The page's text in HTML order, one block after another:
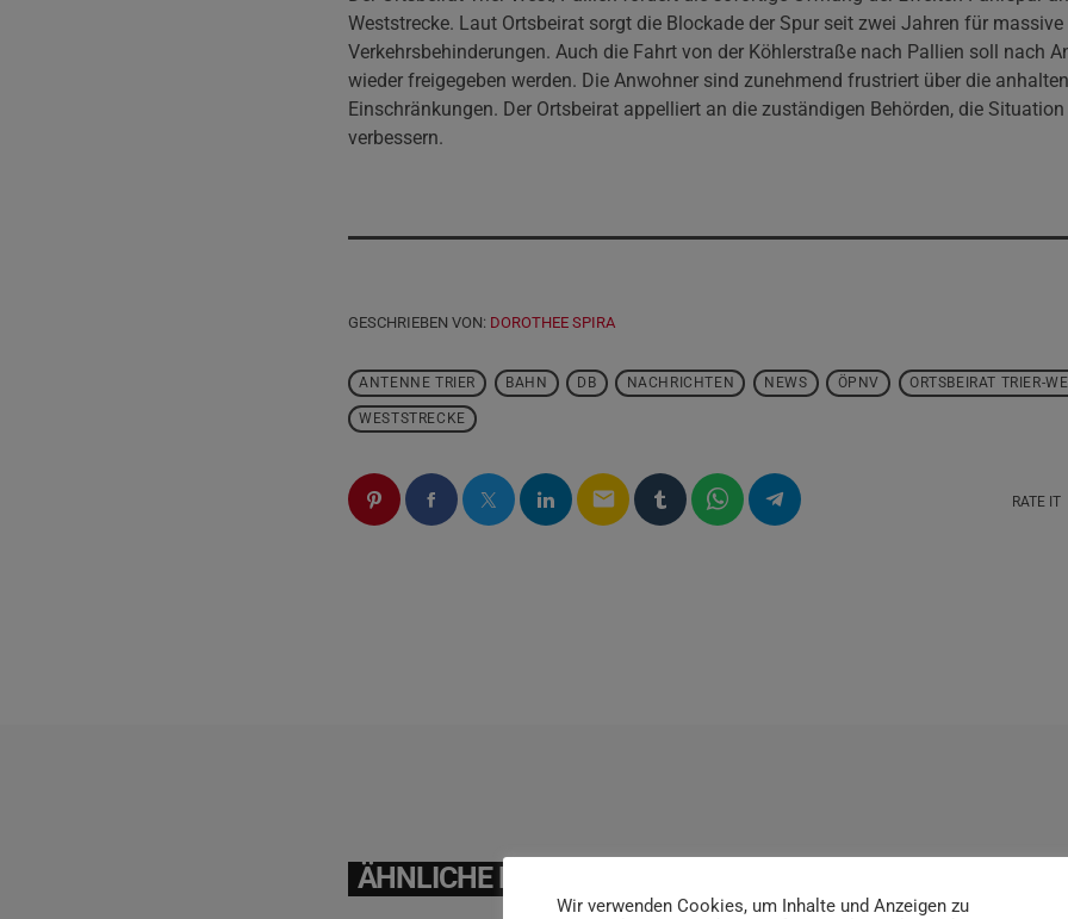
Weststrecke. Laut Ortsbeirat sorgt die Blockade der Spur seit zwei Jahren für massive
Verkehrsbehinderungen. Auch die Fahrt von der Köhlerstraße nach Pallien soll nach
wieder freigegeben werden. Die Anwohner sind zunehmend frustriert über die
Einschränkungen. Der Ortsbeirat appelliert an die zuständigen Behörden, die
verbessern.
GESCHRIEBEN VON: DOROTHEE SPIRA
ANTENNE TRIER BAHN DB NACHRICHTEN NEWS ÖPNV ORTSBEIRAT TRIER-
WESTSTRECKE
email RATE IT
ÄHNLICHE BEITRÄGE
Wir verwenden Cookies, um Inhalte und Anzeigen zu